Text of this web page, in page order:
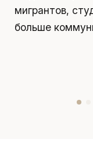
мигрантов,
больше